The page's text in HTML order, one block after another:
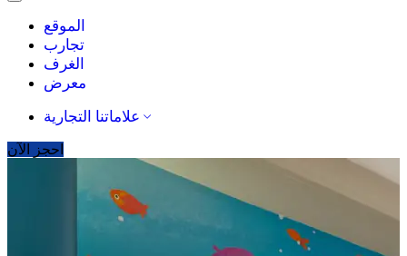
الموقع
تجارب
الغرف
معرض
علاماتنا التجارية
احجز الآن